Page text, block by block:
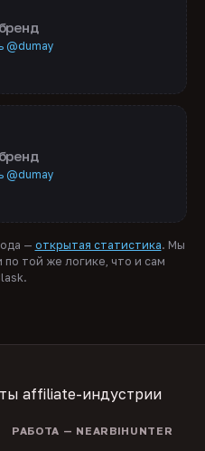
@dumay
@dumay
— открытая статистика. Мы
той же логике, что и сам
affiliate-индустрии
РАБОТА — NEARBIHUNTER